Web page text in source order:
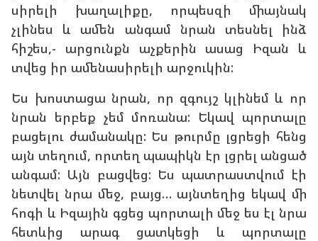
սիրելի խաղալիքը, որպեսզի միայնակ
չլինես և ամեն անգամ նրան տեսնել ինձ
հիշես,- արցունքն աչքերին ասաց Իզան և
տվեց իր ամենասիրելի արջուկին:
Ես խոստացա նրան, որ զգույշ կլինեմ և որ
նրան երբեք չեմ մոռանա: Եկավ պորտալը
բացելու ժամանակը: Ես թուրմը լցրեցի հենց
այն տեղում, որտեղ պապիկն էր լցրել անցած
անգամ: Այն բացվեց: Ես պատրաստվում էի
նետվել նրա մեջ, բայց… այնտեղից եկավ մի
հոգի և Իզային գցեց պորտալի մեջ ես էլ նրա
հետևից արագ ցատկեցի և պորտալը